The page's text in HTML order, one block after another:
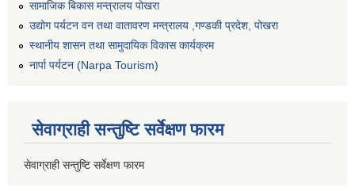
सामाजिक बिकास मन्त्रालय पोखरा
उद्योग पर्यटन वन तथा वातावरण मन्त्रालय ,गण्डकी प्रदेश, पोखरा
स्थानीय शासन तथा सामुदायिक विकास कार्यक्रम
नार्पा पर्यटन (Narpa Tourism)
सेवाग्राही सन्तुष्टि सर्वेक्षण फारम
सेवाग्राही सन्तुष्टि सर्वेक्षण फारम